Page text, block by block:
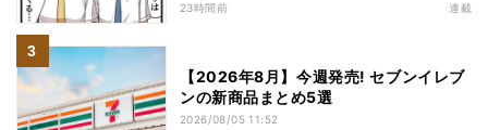
23時間前 連載
【2026年8月】今週発売! セブンイレブ
ンの新商品まとめ5選
2026/08/05 11:52